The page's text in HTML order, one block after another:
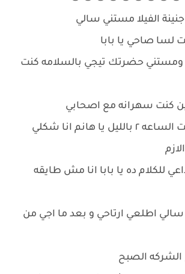
الفيلا مستني سالي
لسا صاحي يا بابا
حضرتك تيجي بالسلامه كنت
كنت سهرانه مع اصحابي
رافت .. لحد دلوقت الساعه ٢ بالليل يا هانم انا شكلي
للكلام ده يا بابا انا مش طايقه
اطلعي ارتاحي و بعد ما اجي من
الشركه الصبح